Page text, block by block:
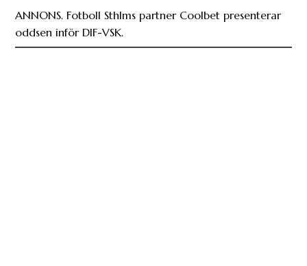
ANNONS. Fotboll Sthlms partner Coolbet presenterar
oddsen inför DIF-VSK.